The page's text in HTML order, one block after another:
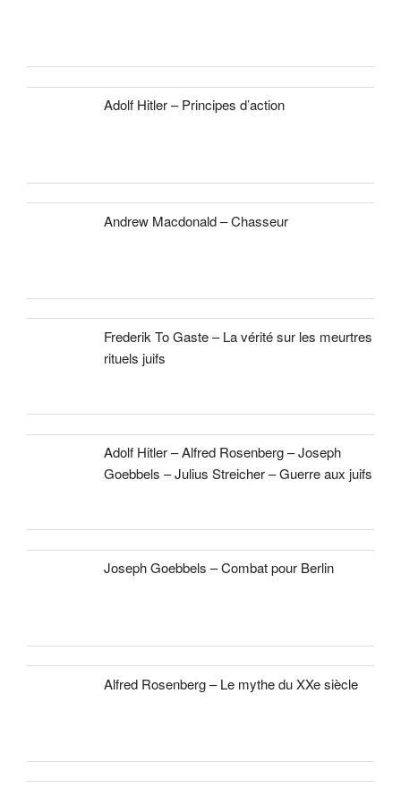
Adolf Hitler – Principes d’action
Andrew Macdonald – Chasseur
Frederik To Gaste – La vérité sur les meurtres
rituels juifs
Adolf Hitler – Alfred Rosenberg – Joseph
Goebbels – Julius Streicher – Guerre aux juifs
Joseph Goebbels – Combat pour Berlin
Alfred Rosenberg – Le mythe du XXe siècle